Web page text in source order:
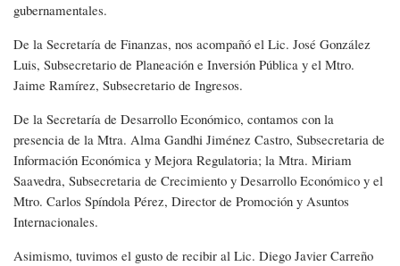
gubernamentales.
De la Secretaría de Finanzas, nos acompañó el Lic. José González
Luis, Subsecretario de Planeación e Inversión Pública y el Mtro.
Jaime Ramírez, Subsecretario de Ingresos.
De la Secretaría de Desarrollo Económico, contamos con la
presencia de la Mtra. Alma Gandhi Jiménez Castro, Subsecretaria de
Información Económica y Mejora Regulatoria; la Mtra. Miriam
Saavedra, Subsecretaria de Crecimiento y Desarrollo Económico y el
Mtro. Carlos Spíndola Pérez, Director de Promoción y Asuntos
Internacionales.
Asimismo, tuvimos el gusto de recibir al Lic. Diego Javier Carreño